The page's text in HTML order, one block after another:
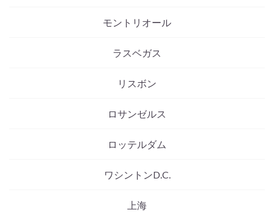
モントリオール
ラスベガス
リスボン
ロサンゼルス
ロッテルダム
ワシントンD.C.
上海